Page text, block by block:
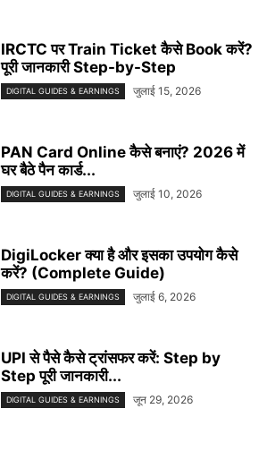
IRCTC पर Train Ticket कैसे Book करें?
पूरी जानकारी Step-by-Step
DIGITAL GUIDES & EARNINGS जुलाई 15, 2026
PAN Card Online कैसे बनाएं? 2026 में
घर बैठे पैन कार्ड...
DIGITAL GUIDES & EARNINGS जुलाई 10, 2026
DigiLocker क्या है और इसका उपयोग कैसे
करें? (Complete Guide)
DIGITAL GUIDES & EARNINGS जुलाई 6, 2026
UPI से पैसे कैसे ट्रांसफर करें: Step by
Step पूरी जानकारी...
DIGITAL GUIDES & EARNINGS जून 29, 2026